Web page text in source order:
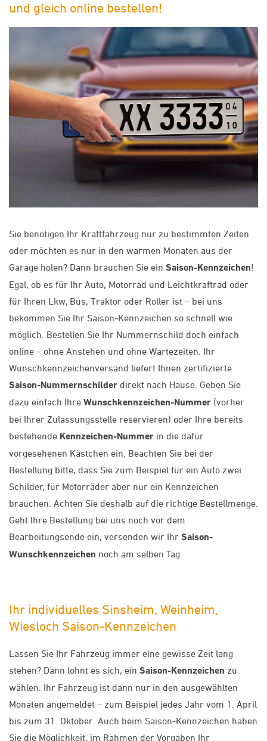
und gleich online bestellen!
Sie benötigen Ihr Kraftfahrzeug nur zu bestimmten Zeiten
oder möchten es nur in den warmen Monaten aus der
Garage holen? Dann brauchen Sie ein Saison-Kennzeichen!
Egal, ob es für Ihr Auto, Motorrad und Leichtkraftrad oder
für Ihren Lkw, Bus, Traktor oder Roller ist – bei uns
bekommen Sie Ihr Saison-Kennzeichen so schnell wie
möglich. Bestellen Sie Ihr Nummernschild doch einfach
online – ohne Anstehen und ohne Wartezeiten. Ihr
Wunschkennzeichenversand liefert Ihnen zertifizierte
Saison-Nummernschilder direkt nach Hause. Geben Sie
dazu einfach Ihre Wunschkennzeichen-Nummer (vorher
bei Ihrer Zulassungsstelle reservieren) oder Ihre bereits
bestehende Kennzeichen-Nummer in die dafür
vorgesehenen Kästchen ein. Beachten Sie bei der
Bestellung bitte, dass Sie zum Beispiel für ein Auto zwei
Schilder, für Motorräder aber nur ein Kennzeichen
brauchen. Achten Sie deshalb auf die richtige Bestellmenge.
Geht Ihre Bestellung bei uns noch vor dem
Bearbeitungsende ein, versenden wir Ihr Saison-
Wunschkennzeichen noch am selben Tag.
Ihr individuelles Sinsheim, Weinheim,
Wiesloch Saison-Kennzeichen
Lassen Sie Ihr Fahrzeug immer eine gewisse Zeit lang
stehen? Dann lohnt es sich, ein Saison-Kennzeichen zu
wählen. Ihr Fahrzeug ist dann nur in den ausgewählten
Monaten angemeldet – zum Beispiel jedes Jahr vom 1. April
bis zum 31. Oktober. Auch beim Saison-Kennzeichen haben
Sie die Möglichkeit, im Rahmen der Vorgaben Ihr